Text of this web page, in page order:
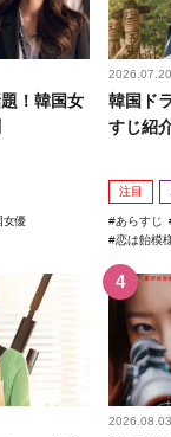
！韓国女
女優
2026.07.20
韓国ド
すじ紹
注目
あらすじ
恋は飴模
2026.08.03